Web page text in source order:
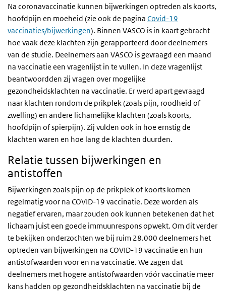
Na coronavaccinatie kunnen bijwerkingen optreden als koorts,
hoofdpijn en moeheid (zie ook de pagina Covid-19
vaccinaties/bijwerkingen). Binnen VASCO is in kaart gebracht
hoe vaak deze klachten zijn gerapporteerd door deelnemers
van de studie. Deelnemers aan VASCO is gevraagd een maand
na vaccinatie een vragenlijst in te vullen. In deze vragenlijst
beantwoordden zij vragen over mogelijke
gezondheidsklachten na vaccinatie. Er werd apart gevraagd
naar klachten rondom de prikplek (zoals pijn, roodheid of
zwelling) en andere lichamelijke klachten (zoals koorts,
hoofdpijn of spierpijn). Zij vulden ook in hoe ernstig de
klachten waren en hoe lang de klachten duurden.
Relatie tussen bijwerkingen en
antistoffen
Bijwerkingen zoals pijn op de prikplek of koorts komen
regelmatig voor na COVID-19 vaccinatie. Deze worden als
negatief ervaren, maar zouden ook kunnen betekenen dat het
lichaam juist een goede immuunrespons opwekt. Om dit verder
te bekijken onderzochten we bij ruim 28.000 deelnemers het
optreden van bijwerkingen na COVID-19 vaccinatie en hun
antistofwaarden voor en na vaccinatie. We zagen dat
deelnemers met hogere antistofwaarden vóór vaccinatie meer
kans hadden op gezondheidsklachten na vaccinatie bij de